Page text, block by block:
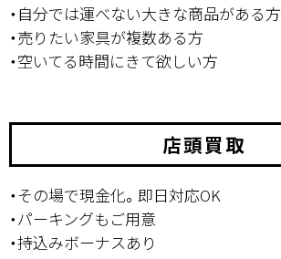
・自分では運べない大きな商品がある方
・売りたい家具が複数ある方
・空いてる時間にきて欲しい方
店頭買取
・その場で現金化。即日対応OK
・パーキングもご用意
・持込みボーナスあり